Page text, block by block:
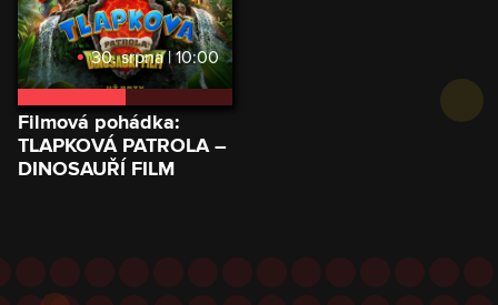
30. srpna | 10:00
VSTUPENKY O FILMU
Filmová pohádka:
TLAPKOVÁ PATROLA –
DINOSAUŘÍ FILM